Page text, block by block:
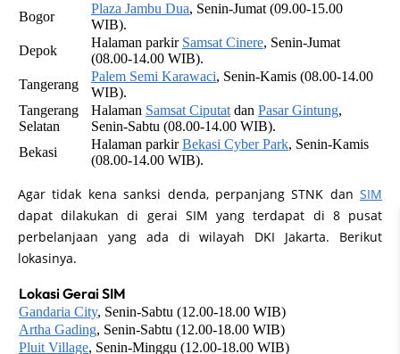
Bogor
Plaza Jambu Dua, Senin-Jumat (09.00-15.00
WIB).
Depok
Halaman parkir Samsat Cinere, Senin-Jumat
(08.00-14.00 WIB).
Tangerang
Palem Semi Karawaci, Senin-Kamis (08.00-14.00
WIB).
Tangerang
Selatan
Halaman Samsat Ciputatdan Pasar Gintung,
Senin-Sabtu (08.00-14.00 WIB).
Bekasi
Halaman parkirBekasi Cyber Park, Senin-Kamis
(08.00-14.00 WIB).
Agar tidak kena sanksi denda, perpanjang STNK dan SIM
dapat dilakukan di gerai SIM yang terdapat di 8 pusat
perbelanjaan yang ada di wilayah DKI Jakarta. Berikut
lokasinya.
Lokasi Gerai SIM
Gandaria City, Senin-Sabtu (12.00-18.00 WIB)
Artha Gading, Senin-Sabtu (12.00-18.00 WIB)
Pluit Village, Senin-Minggu (12.00-18.00 WIB)